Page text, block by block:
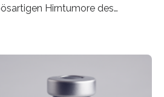
Hirntumore des
heutigen Methoden geheilt
zielgerichtete Therapien, die